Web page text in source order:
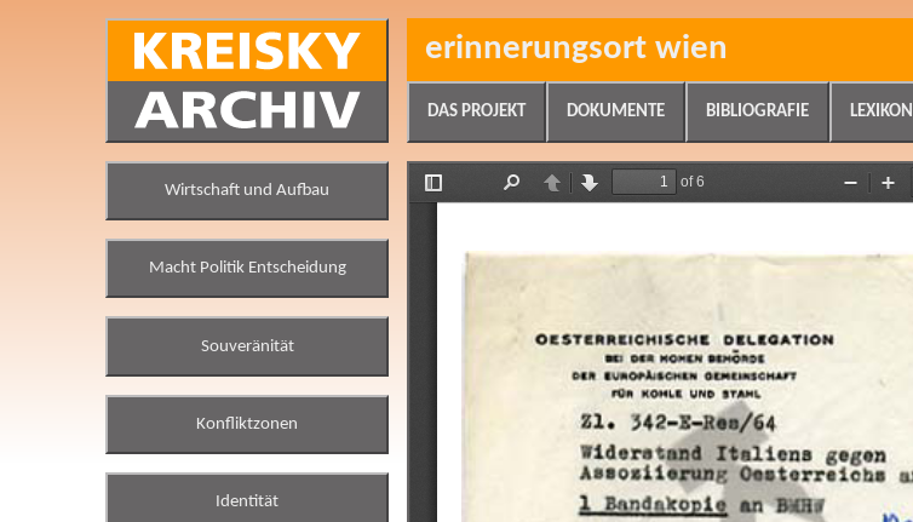
erinnerungsort wien
DAS PROJEKT DOKUMENTE BIBLIOGRAFIE LEXIKON
Wirtschaft und Aufbau
Macht Politik Entscheidung
Souveränität
Konfliktzonen
Identität